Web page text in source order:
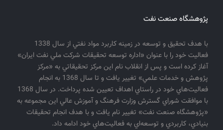
پژوهشگاه صنعت نفت
با هدف تحقيق و توسعه در زمينه كاربرد مواد نفتي از سال 1338
فعاليت خود را با عنوان «اداره توسعه تحقيقات شركت ملي نفت ايران»
آغاز كرده است و پس از انقلاب نام اين مركز تحقيقاتي به «مركز
پژوهش و خدمات علمي» تغيير يافت و تا سال 1368 به انجام
فعاليت‌هاي خود در راستاي اهداف تعيين شده پرداخت. در سال 1368
با موافقت شوراي گسترش وزارت فرهنگ و آموزش عالي اين مجموعه به
«پژوهشگاه صنعت نفت» تغيير نام يافت و با هدف انجام تحقيقات
بنيادي، كاربردي و توسعه‌اي به فعاليت‌هاي خود ادامه داد.